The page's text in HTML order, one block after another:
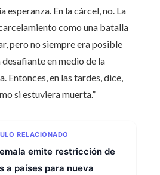
esperanza. En la cárcel, no. La
como una batalla
pero no siempre era posible
en medio de la
Entonces, en las tardes, dice,
si estuviera muerta.”
RELACIONADO
emite restricción de
a países para nueva